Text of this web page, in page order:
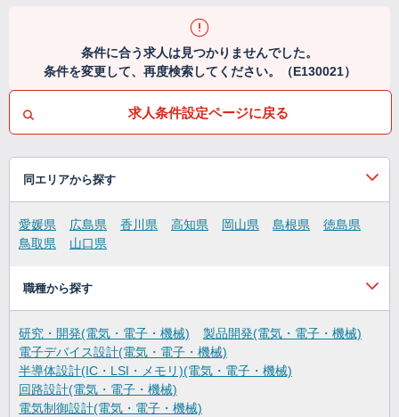
条件に合う求人は見つかりませんでした。
条件を変更して、再度検索してください。（E130021）
求人条件設定ページに戻る
同エリアから探す
愛媛県 広島県 香川県 高知県 岡山県 島根県
徳島県
鳥取県
山口県
職種から探す
研究・開発(電気・電子・機械)
製品開発(電気・電子・機械)
電子デバイス設計(電気・電子・機械)
半導体設計(IC・LSI・メモリ)(電気・電子・機械)
回路設計(電気・電子・機械)
電気制御設計(電気・電子・機械)